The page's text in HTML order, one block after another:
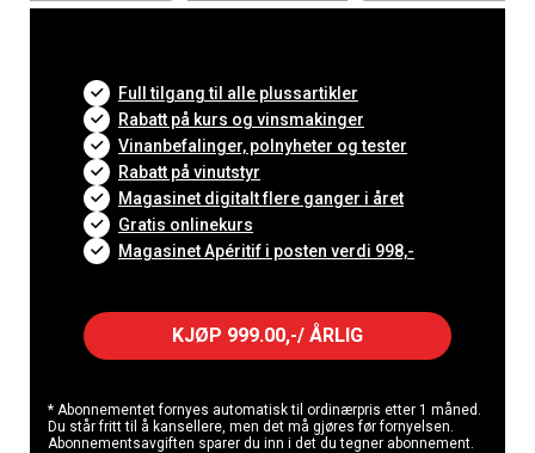
Full tilgang til alle plussartikler
Rabatt på kurs og vinsmakinger
Vinanbefalinger, polnyheter og tester
Rabatt på vinutstyr
Magasinet digitalt flere ganger i året
Gratis onlinekurs
Magasinet Apéritif i posten verdi 998,-
KJØP 999.00,-/ ÅRLIG
* Abonnementet fornyes automatisk til ordinærpris etter 1 måned.
Du står fritt til å kansellere, men det må gjøres før fornyelsen.
Abonnementsavgiften sparer du inn i det du tegner abonnement.